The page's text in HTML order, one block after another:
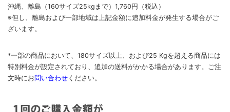
沖縄、離島 （160サイズ25kgまで） 1,760円（税込）
※但し、離島および一部地域は上記金額に追加料金が発生する場合がご
ざいます。
*一部の商品において、180サイズ以上、および25 Kgを超える商品には
特別料金が設定されており、追加の送料がかかる場合があります。 ご注
文時にお問い合わせ ください。